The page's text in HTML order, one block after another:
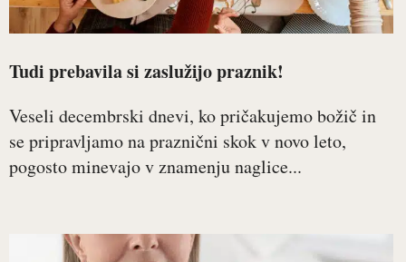
Tudi prebavila si zaslužijo praznik!
Veseli decembrski dnevi, ko pričakujemo božič in
se pripravljamo na praznični skok v novo leto,
pogosto minevajo v znamenju naglice...